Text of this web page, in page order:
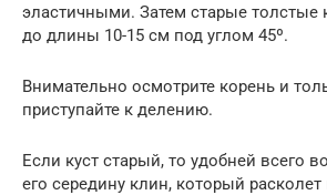
эластичными. Затем старые толстые
до длины 10-15 см под углом 45º.
Внимательно осмотрите корень и
приступайте к делению.
Если куст старый, то удобней всего
его середину клин, который